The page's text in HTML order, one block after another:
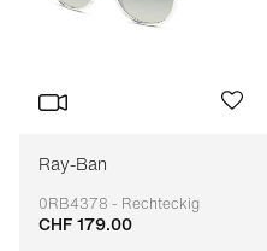
Ray-Ban
0RB4378 - Rechteckig
Anpassbar
CHF 179.00